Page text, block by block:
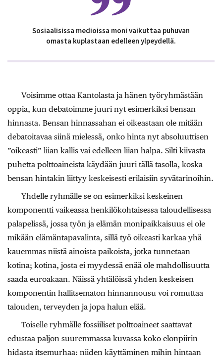
Sosiaalisissa medioissa moni vaikuttaa puhuvan
omasta kuplastaan edelleen ylpeydellä.
Voisimme ottaa Kantolasta ja hänen työryhmästään
oppia, kun debatoimme juuri nyt esimerkiksi bensan
hinnasta. Bensan hinnassahan ei oikeastaan ole mitään
debatoitavaa siinä mielessä, onko hinta nyt absoluuttisen
”oikeasti” liian kallis vai edelleen liian halpa. Silti kiivasta
puhetta polttoaineista käydään juuri tällä tasolla, koska
bensan hintakin liittyy keskeisesti erilaisiin syvätarinoihin.
Yhdelle ryhmälle se on esimerkiksi keskeinen
komponentti vaikeassa henkilökohtaisessa taloudellisessa
palapelissä, jossa työn ja elämän monipaikkaisuus ei ole
mikään elämäntapavalinta, sillä työ oikeasti karkaa yhä
kauemmas niistä ainoista paikoista, jotka tunnetaan
kotina; kotina, josta ei myydessä enää ole mahdollisuutta
saada euroakaan. Näissä yhtälöissä yhden keskeisen
komponentin hallitsematon hinnannousu voi romuttaa
talouden, terveyden ja jopa halun elää.
Toiselle ryhmälle fossiiliset polttoaineet saattavat
edustaa paljon suuremmassa kuvassa koko elonpiirin
hidasta itsemurhaa: niiden käyttäminen mihin hintaan